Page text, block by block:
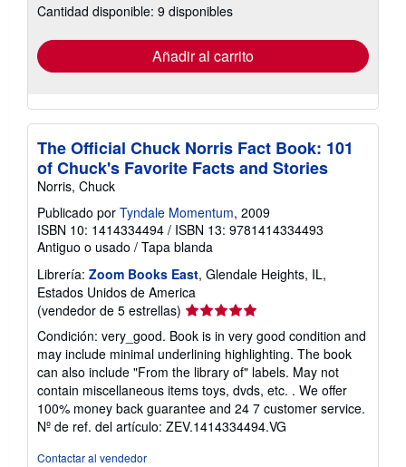
las
tarifas
envío
Cantidad disponible: 9 disponibles
Añadir al carrito
The Official Chuck Norris Fact Book: 101
of Chuck's Favorite Facts and Stories
Norris, Chuck
Publicado por Tyndale Momentum, 2009
ISBN 10: 1414334494 / ISBN 13: 9781414334493
Antiguo o usado / Tapa blanda
Librería: Zoom Books East, Glendale Heights, IL,
Estados Unidos de America
(vendedor de 5 estrellas) Calificación
del
vendedor:
5
de
5
estrellas
Condición: very_good. Book is in very good condition and
may include minimal underlining highlighting. The book
can also include "From the library of" labels. May not
contain miscellaneous items toys, dvds, etc. . We offer
100% money back guarantee and 24 7 customer service.
Nº de ref. del artículo: ZEV.1414334494.VG
Contactar al vendedor